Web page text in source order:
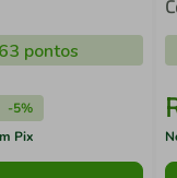
pontos
-5%
Pix